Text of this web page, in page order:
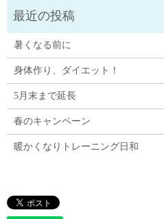
暑くなる前に
身体作り、ダイエット！
5月末まで延長
春のキャンペーン
暖かくなりトレーニング日和